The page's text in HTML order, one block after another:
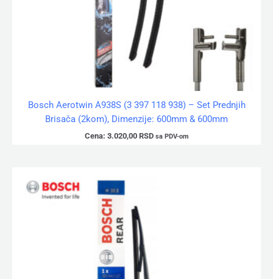
Bosch Aerotwin A938S (3 397 118 938) – Set Prednjih
Brisača (2kom), Dimenzije: 600mm & 600mm
Cena: 3.020,00 RSD sa PDV-om